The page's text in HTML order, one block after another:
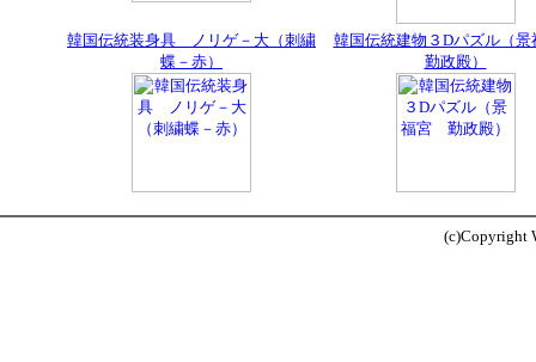
韓国伝統装身具 ノリゲ－大（刺繍
蝶－赤）
韓国伝統建物３Dパズル（
勤政殿）
(c)Copyright